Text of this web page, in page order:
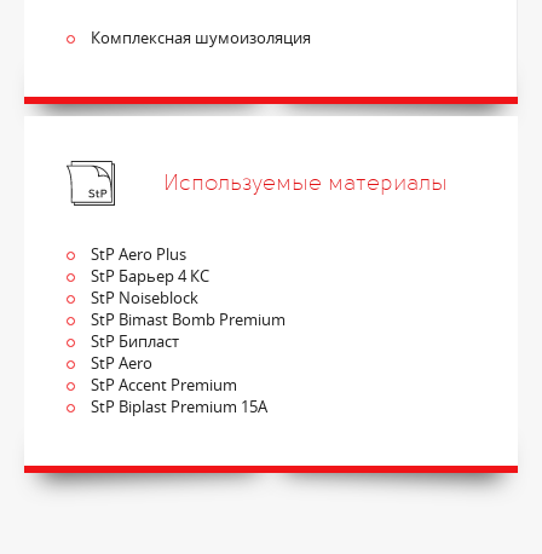
Комплексная шумоизоляция
Используемые материалы
StP Aero Plus
StP Барьер 4 КС
StP Noiseblock
StP Bimast Bomb Premium
StP Бипласт
StP Aero
StP Accent Premium
StP Biplast Premium 15A